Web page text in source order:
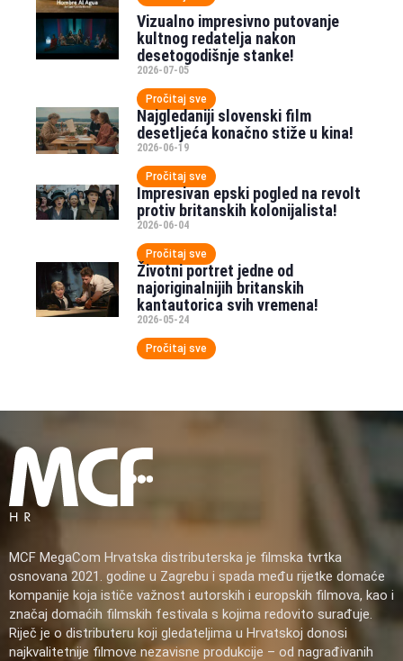
Vizualno impresivno putovanje
kultnog redatelja nakon
desetogodišnje stanke!
2026-07-05
Pročitaj sve
Najgledaniji slovenski film
desetljeća konačno stiže u kina!
2026-06-19
Pročitaj sve
Impresivan epski pogled na revolt
protiv britanskih kolonijalista!
2026-06-04
Pročitaj sve
Životni portret jedne od
najoriginalnijih britanskih
kantautorica svih vremena!
2026-05-24
Pročitaj sve
MCF MegaCom Hrvatska distributerska je filmska tvrtka
osnovana 2021. godine u Zagrebu i spada među rijetke domaće
kompanije koja ističe važnost autorskih i europskih filmova, kao i
značaj domaćih filmskih festivala s kojima redovito surađuje.
Riječ je o distributeru koji gledateljima u Hrvatskoj donosi
najkvalitetnije filmove nezavisne produkcije – od nagrađivanih